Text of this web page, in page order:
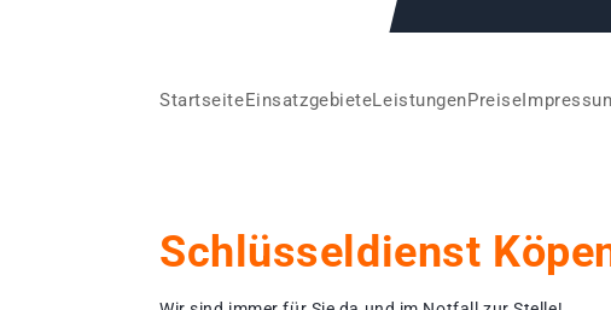
StartseiteEinsatzgebieteLeistungenPreise
Schlüsseldienst